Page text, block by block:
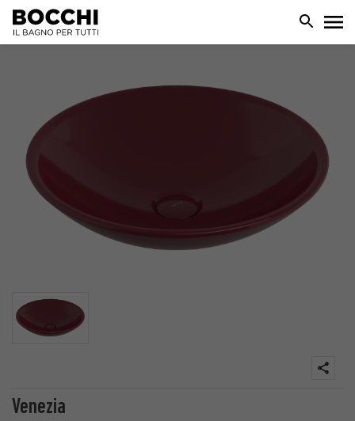
Venezia